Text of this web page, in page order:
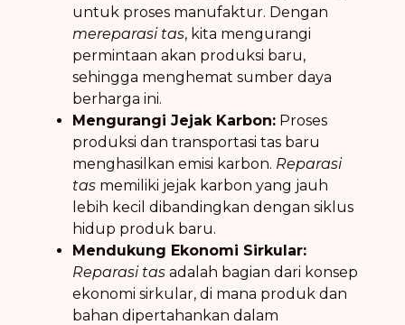
untuk proses manufaktur. Dengan
mereparasi tas, kita mengurangi
permintaan akan produksi baru,
sehingga menghemat sumber daya
berharga ini.
Mengurangi Jejak Karbon: Proses
produksi dan transportasi tas baru
menghasilkan emisi karbon. Reparasi
tas memiliki jejak karbon yang jauh
lebih kecil dibandingkan dengan siklus
hidup produk baru.
Mendukung Ekonomi Sirkular:
Reparasi tas adalah bagian dari konsep
ekonomi sirkular, di mana produk dan
bahan dipertahankan dalam